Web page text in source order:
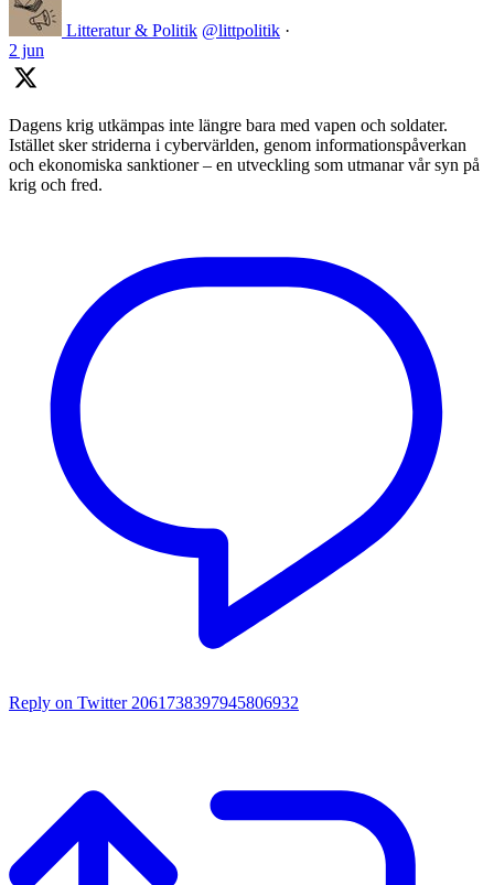
Litteratur & Politik @littpolitik ·
2 jun
Dagens krig utkämpas inte längre bara med vapen och soldater.
Istället sker striderna i cybervärlden, genom informationspåverkan
och ekonomiska sanktioner – en utveckling som utmanar vår syn på
krig och fred.
Reply on Twitter 2061738397945806932